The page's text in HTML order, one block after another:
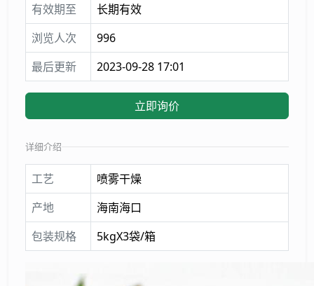
有效期至
长期有效
浏览人次
996
最后更新
2023-09-28 17:01
立即询价
详细介绍
工艺
喷雾干燥
产地
海南海口
包装规格
5kgX3袋/箱